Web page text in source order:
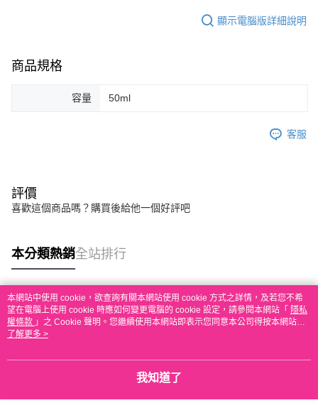
顯示電腦版詳細說明
商品規格
容量 50ml
客服
評價
喜歡這個商品嗎？購買後給他一個好評吧
本分類熱銷全站排行
熱門標籤
本網站中使用 cookie，欲查詢有關本網站使用 cookie 方式之詳情，及若您不希
望在電腦上使用 cookie 時應如何變更電腦的 cookie 設定，請參閱本網站「 隱私
權條款 」之 Cookie 聲明。您繼續使用本網站即表示您同意本公司得按本網站使
用條款之 Cookie 聲明使用 cookie。
了解更多 >
我知道了